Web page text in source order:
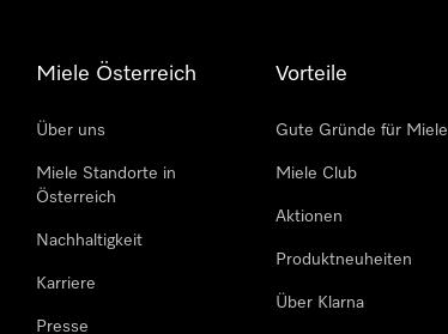
Miele Österreich
Über uns
Miele Standorte in
Österreich
Nachhaltigkeit
Karriere
Presse
Vorteile
Gute Gründe für Miele
Miele Club
Aktionen
Produktneuheiten
Über Klarna